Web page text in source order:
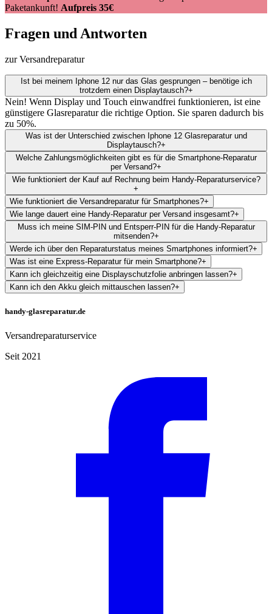
Paketankunft! Aufpreis 35€
Fragen und Antworten
zur Versandreparatur
Ist bei meinem Iphone 12 nur das Glas gesprungen – benötige ich
trotzdem einen Displaytausch?+
Nein! Wenn Display und Touch einwandfrei funktionieren, ist eine
günstigere Glasreparatur die richtige Option. Sie sparen dadurch bis
zu 50%.
Was ist der Unterschied zwischen Iphone 12 Glasreparatur und
Displaytausch?+
Welche Zahlungsmöglichkeiten gibt es für die Smartphone-Reparatur
per Versand?+
Wie funktioniert der Kauf auf Rechnung beim Handy-Reparaturservice?
+
Wie funktioniert die Versandreparatur für Smartphones?+
Wie lange dauert eine Handy-Reparatur per Versand insgesamt?+
Muss ich meine SIM-PIN und Entsperr-PIN für die Handy-Reparatur
mitsenden?+
Werde ich über den Reparaturstatus meines Smartphones informiert?+
Was ist eine Express-Reparatur für mein Smartphone?+
Kann ich gleichzeitig eine Displayschutzfolie anbringen lassen?+
Kann ich den Akku gleich mittauschen lassen?+
handy-glasreparatur.de
Versandreparaturservice
Seit 2021